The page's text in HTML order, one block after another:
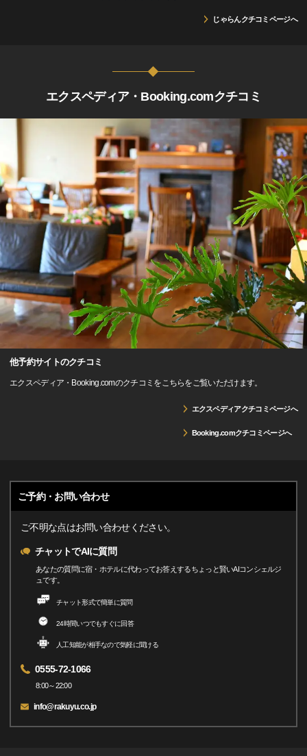
じゃらんクチコミページへ
エクスペディア・Booking.comクチコミ
他予約サイトのクチコミ
エクスペディア・Booking.comのクチコミをこちらをご覧いただけます。
エクスペディアクチコミページへ
Booking.comクチコミページへ
ご予約・お問い合わせ
ご不明な点はお問い合わせください。
チャットでAIに質問
あなたの質問に宿・ホテルに代わってお答えするちょっと賢いAIコンシェルジ
ュです。
チャット形式で簡単に質問
24時間いつでもすぐに回答
人工知能が相手なので気軽に聞ける
0555-72-1066
8:00～22:00
info@rakuyu.co.jp